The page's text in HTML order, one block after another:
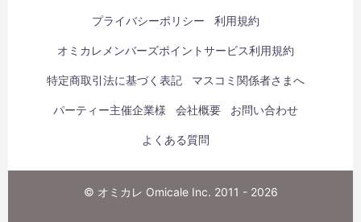
プライバシーポリシー 利用規約
オミカレメンバーズポイントサービス利用規約
特定商取引法に基づく表記 マスコミ関係者さまへ
パーティー主催企業様 会社概要 お問い合わせ
よくある質問
© オミカレ Omicale Inc. 2011 - 2026